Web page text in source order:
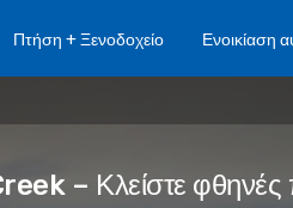
Πτήση + Ξενοδοχείο Ενοικίαση
– Κλείστε